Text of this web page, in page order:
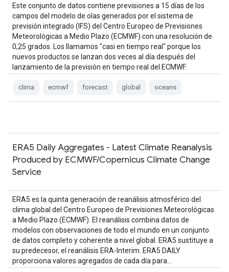
Este conjunto de datos contiene previsiones a 15 días de los
campos del modelo de olas generados por el sistema de
previsión integrado (IFS) del Centro Europeo de Previsiones
Meteorológicas a Medio Plazo (ECMWF) con una resolución de
0,25 grados. Los llamamos "casi en tiempo real" porque los
nuevos productos se lanzan dos veces al día después del
lanzamiento de la previsión en tiempo real del ECMWF.
clima ecmwf forecast global oceans
ERA5 Daily Aggregates - Latest Climate Reanalysis
Produced by ECMWF/Copernicus Climate Change
Service
ERA5 es la quinta generación de reanálisis atmosférico del
clima global del Centro Europeo de Previsiones Meteorológicas
a Medio Plazo (ECMWF). El reanálisis combina datos de
modelos con observaciones de todo el mundo en un conjunto
de datos completo y coherente a nivel global. ERA5 sustituye a
su predecesor, el reanálisis ERA-Interim. ERA5 DAILY
proporciona valores agregados de cada día para…